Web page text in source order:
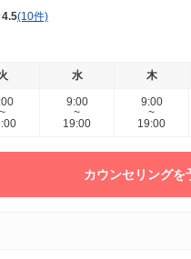
4.5(10件)
水 木
~
9:00
~
19:00
9:00
~
19:00
カウンセリングを